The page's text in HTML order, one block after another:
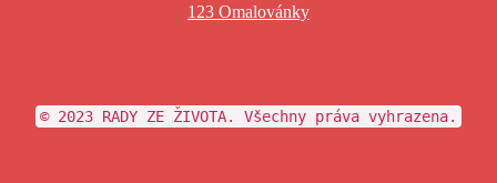
123 Omalovánky
© 2023 RADY ZE ŽIVOTA. Všechny práva vyhrazena.